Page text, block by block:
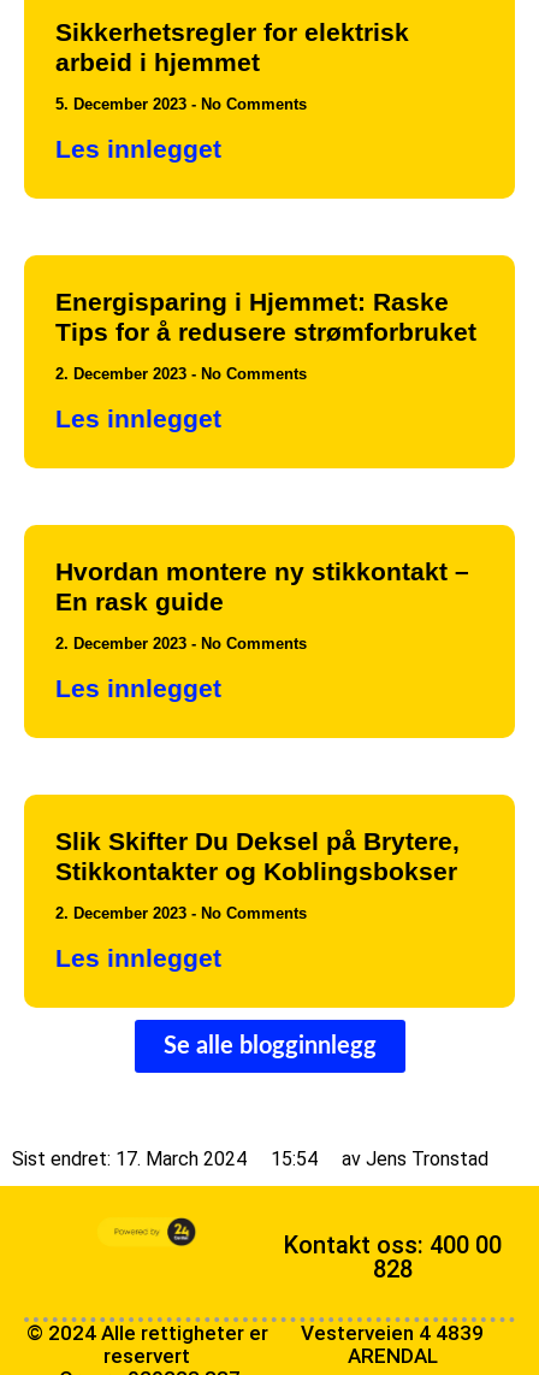
Sikkerhetsregler for elektrisk
arbeid i hjemmet
5. December 2023 No Comments
Les innlegget
Energisparing i Hjemmet: Raske
Tips for å redusere strømforbruket
2. December 2023 No Comments
Les innlegget
Hvordan montere ny stikkontakt –
En rask guide
2. December 2023 No Comments
Les innlegget
Slik Skifter Du Deksel på Brytere,
Stikkontakter og Koblingsbokser
2. December 2023 No Comments
Les innlegget
Se alle blogginnlegg
Sist endret: 17. March 2024 15:54 av Jens Tronstad
Kontakt oss: 400 00
828
© 2024 Alle rettigheter er
reservert
Vesterveien 4 4839
ARENDAL